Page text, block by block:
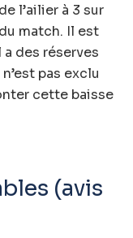
l’ailier à 3 sur
match. Il est
des réserves
pas exclu
cette baisse
(avis